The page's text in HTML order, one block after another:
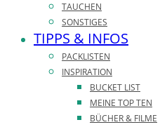
TAUCHEN
SONSTIGES
TIPPS & INFOS
PACKLISTEN
INSPIRATION
BUCKET LIST
MEINE TOP TEN
BÜCHER & FILME